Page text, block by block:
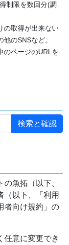
制限を数回分(調
の取得が出来ない
のSNSなど。
のページのURLを
魚拓（以下、
（以下、「利用
者向け規約」の
任意に変更でき